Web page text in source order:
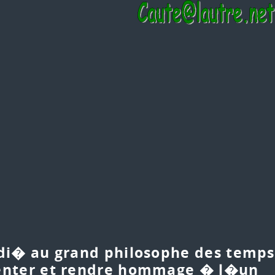
au grand philosophe des temps
et rendre hommage � l�un